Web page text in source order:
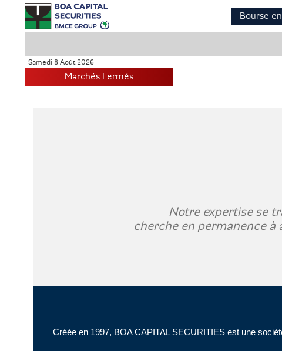
Aller
au
contenu
Bourse
Samedi 8 Août 2026
Marchés Fermés
Notre expertise se
cherche en permanence à
Créée en 1997, BOA CAPITAL SECURITIES est une